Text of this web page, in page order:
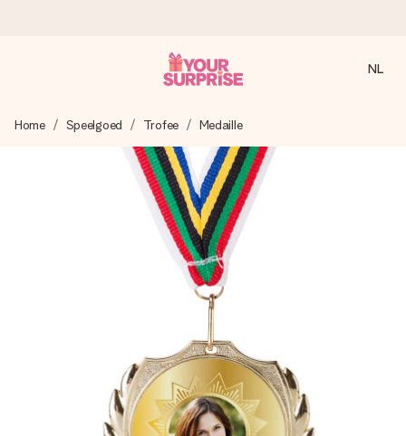
We maken jouw cadeau met zorg en zorgen dat het
razendsnel onderweg is - zodat jij kunt geven op precies
het juiste moment, wanneer het het meeste betekent.
4,8 (gebaseerd op +8.000 reviews)
Onze cadeaus worden gewaardeerd. Klanten beoordelen
ons met een 4,7 op Google Reviews
Gratis wenskaartje
Je maakt in een paar stappen iets unieks – met haar naam,
jullie foto of een boodschap die raakt. Zonder gedoe, maar
met alle aandacht voor het moment.
NL
Home Speelgoed Trofee Medaille